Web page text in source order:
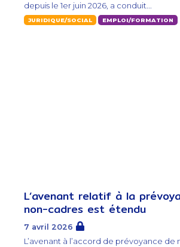
depuis le 1er juin 2026, a conduit...
JURIDIQUE/SOCIAL EMPLOI/FORMATION
L’avenant relatif à la
non-cadres est étendu
7 avril 2026
L’avenant à l’accord de prévoyance de